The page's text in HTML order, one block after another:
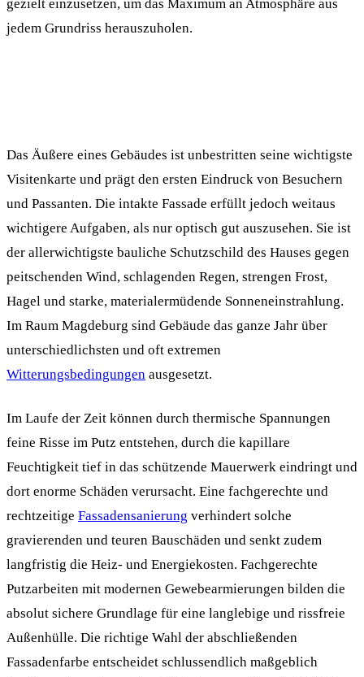
gezielt einzusetzen, um das Maximum an Atmosphäre aus
jedem Grundriss herauszuholen.
Das Äußere eines Gebäudes ist unbestritten seine wichtigste
Visitenkarte und prägt den ersten Eindruck von Besuchern
und Passanten. Die intakte Fassade erfüllt jedoch weitaus
wichtigere Aufgaben, als nur optisch gut auszusehen. Sie ist
der allerwichtigste bauliche Schutzschild des Hauses gegen
peitschenden Wind, schlagenden Regen, strengen Frost,
Hagel und starke, materialermüdende Sonneneinstrahlung.
Im Raum Magdeburg sind Gebäude das ganze Jahr über
unterschiedlichsten und oft extremen
Witterungsbedingungen ausgesetzt.
Im Laufe der Zeit können durch thermische Spannungen
feine Risse im Putz entstehen, durch die kapillare
Feuchtigkeit tief in das schützende Mauerwerk eindringt und
dort enorme Schäden verursacht. Eine fachgerechte und
rechtzeitige Fassadensanierung verhindert solche
gravierenden und teuren Bauschäden und senkt zudem
langfristig die Heiz- und Energiekosten. Fachgerechte
Putzarbeiten mit modernen Gewebearmierungen bilden die
absolut sichere Grundlage für eine langlebige und rissfreie
Außenhülle. Die richtige Wahl der abschließenden
Fassadenfarbe entscheidet schlussendlich maßgeblich